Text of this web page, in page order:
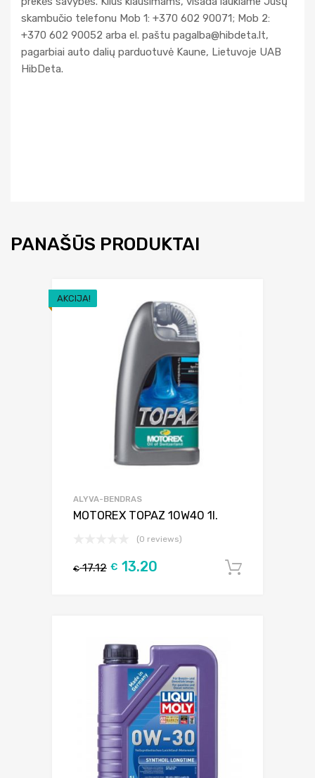
skambučio telefonu Mob 1: +370 602 90071; Mob 2:
+370 602 90052 arba el. paštu pagalba@hibdeta.lt,
pagarbiai auto dalių parduotuvė Kaune, Lietuvoje UAB
HibDeta.
PANAŠŪS PRODUKTAI
AKCIJA!
ALYVA-BENDRAS
MOTOREX TOPAZ 10W40 1l.
(0 reviews)
€17.12 € 13.20